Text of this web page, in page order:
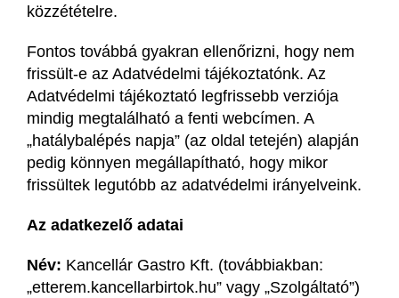
közzétételre.
Fontos továbbá gyakran ellenőrizni, hogy nem
frissült-e az Adatvédelmi tájékoztatónk. Az
Adatvédelmi tájékoztató legfrissebb verziója
mindig megtalálható a fenti webcímen. A
„hatálybalépés napja” (az oldal tetején) alapján
pedig könnyen megállapítható, hogy mikor
frissültek legutóbb az adatvédelmi irányelveink.
Az adatkezelő adatai
Név: Kancellár Gastro Kft. (továbbiakban:
„etterem.kancellarbirtok.hu” vagy „Szolgáltató”)